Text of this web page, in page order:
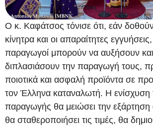
Ο κ. Καφάτσος τόνισε ότι, εάν
κίνητρα και οι απαραίτητες
παραγωγοί μπορούν να αυξήσουν
διπλασιάσουν την παραγωγή τους,
ποιοτικά και ασφαλή προϊόντα σε
τον Έλληνα καταναλωτή. Η ενίσχυση
παραγωγής θα μειώσει την
θα σταθεροποιήσει τις τιμές, θα